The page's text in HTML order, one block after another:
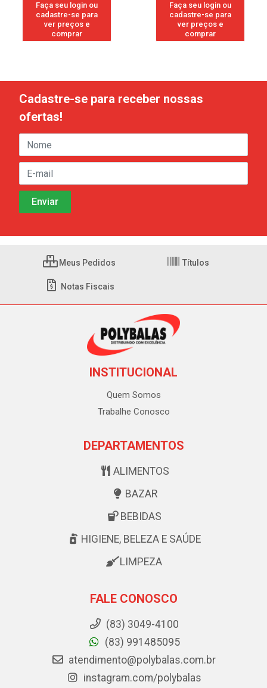
Faça seu login ou
cadastre-se para
ver preços e
comprar
Faça seu login ou
cadastre-se para
ver preços e
comprar
Cadastre-se para receber nossas
ofertas!
Meus Pedidos Títulos
Notas Fiscais
INSTITUCIONAL
Quem Somos
Trabalhe Conosco
DEPARTAMENTOS
ALIMENTOS
BAZAR
BEBIDAS
HIGIENE, BELEZA E SAÚDE
LIMPEZA
FALE CONOSCO
(83) 3049-4100
(83) 991485095
atendimento@polybalas.com.br
instagram.com/polybalas